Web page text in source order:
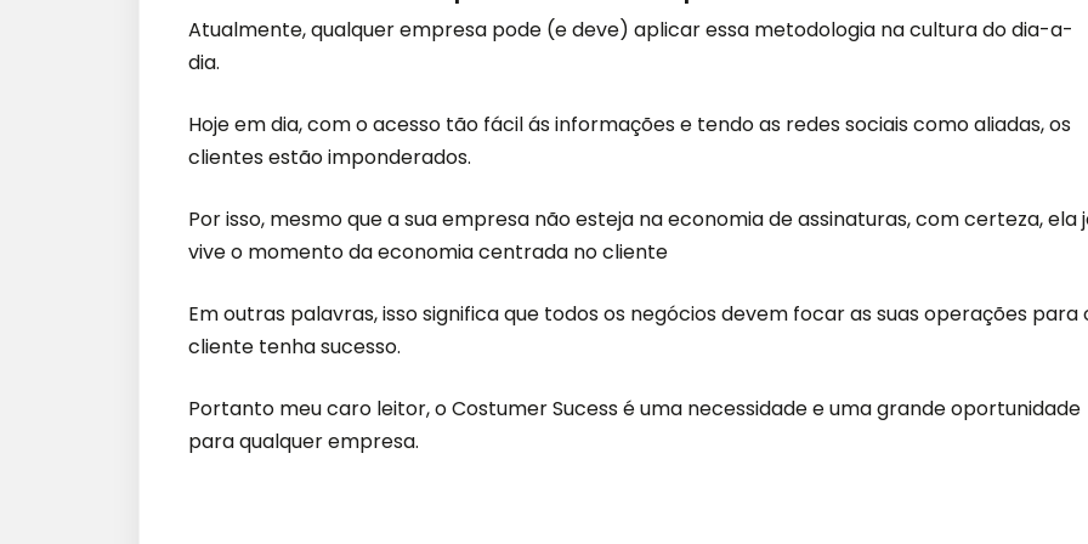
Atualmente, qualquer empresa pode (e deve) aplicar essa metodologia na cultura do dia-a-
dia.
Hoje em dia, com o acesso tão fácil ás informações e tendo as redes sociais como aliadas, os
clientes estão imponderados.
Por isso, mesmo que a sua empresa não esteja na economia de assinaturas, com certeza, ela
vive o momento da economia centrada no cliente
Em outras palavras, isso significa que todos os negócios devem focar as suas operações para
cliente tenha sucesso.
Portanto meu caro leitor, o Costumer Sucess é uma necessidade e uma grande oportunidade
para qualquer empresa.